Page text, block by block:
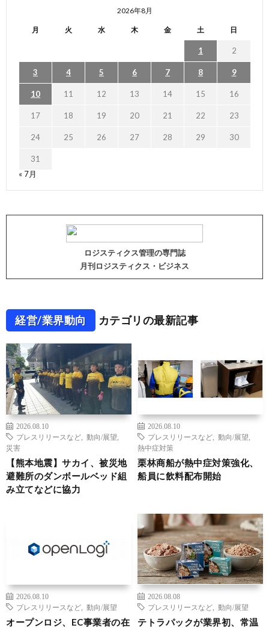
2026年8月
月 火 水 木 金 土 日
1 2
3 4 5 6 7 8 9
10 11 12 13 14 15 16
17 18 19 20 21 22 23
24 25 26 27 28 29 30
31
« 7月
ロジスティクス管理の専門誌
月刊ロジスティクス・ビジネス
経営/業界動向 カテゴリの最新記事
2026.08.10
プレスリリースなど
動向/展望
災害
【熊本地震】サカイ、被災地
避難所のダンボールベッド組
み立てなどに協力
2026.08.10
プレスリリースなど
動向/展望
熱中症対策
栗林商船が熱中症対策強化、
船員に飲料配布開始
2026.08.10
プレスリリースなど
動向/展望
オープンロジ、EC事業者の在
2026.08.08
プレスリリースなど
動向/展望
テトラパックが業界初、常温